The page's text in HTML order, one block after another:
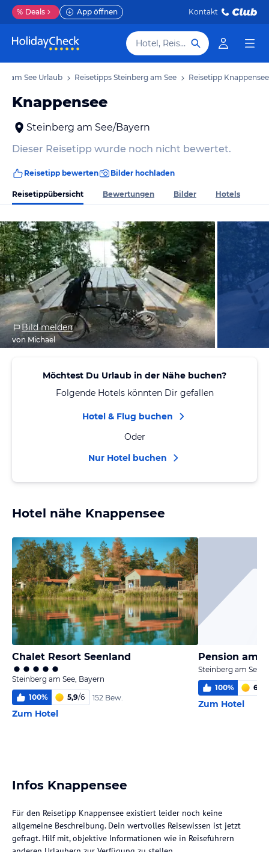
% Deals App öffnen Kontakt
Hotel, Reiseziel
am See Urlaub Reisetipps Steinberg am See Reisetipp Knappensee
Knappensee
Steinberg am See/Bayern
Dieser Reisetipp wurde noch nicht bewertet.
Reisetipp bewerten Bilder hochladen
Reisetippübersicht Bewertungen Bilder Hotels
Bild melden
von Michael
Möchtest Du Urlaub in der Nähe buchen?
Folgende Hotels könnten Dir gefallen
Hotel & Flug buchen
Oder
Nur Hotel buchen
Hotel nähe Knappensee
Chalet Resort Seenland
Steinberg am See, Bayern
100% 5,9/6 152 Bew.
Zum Hotel
Pension am
Steinberg am See,
100% 6,0
Zum Hotel
Infos Knappensee
Für den Reisetipp Knappensee existiert leider noch keine
allgemeine Beschreibung. Dein wertvolles Reisewissen ist jetzt
gefragt. Hilf mit, objektive Informationen wie in Reiseführern